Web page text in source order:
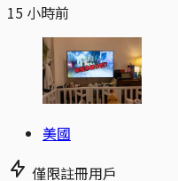
15 小時前
美國
僅限註冊用戶